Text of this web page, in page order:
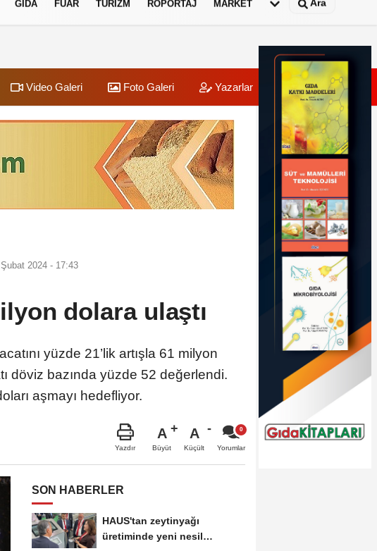
GIDA FUAR TURIZM RÖPORTAJ MARKET Ara
Video Galeri Foto Galeri Yazarlar Üye Paneli
2024 - 17:43
dolara ulaştı
yüzde 21’lik artışla 61 milyon
döviz bazında yüzde 52 değerlendi.
aşmayı hedefliyor.
Yazdır
A
Büyüt
A
Küçült Yorumlar
SON HABERLER
HAUS'tan zeytinyağı
üretiminde yeni nesil